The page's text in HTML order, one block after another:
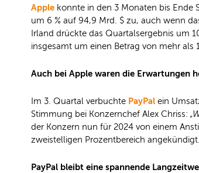
Apple konnte in den 3 Monaten bis Ende
um 6 % auf 94,9 Mrd. $ zu, auch wenn
Irland drückte das Quartalsergebnis um
insgesamt um einen Betrag von mehr als
Auch bei Apple waren die Erwartungen
Im 3. Quartal verbuchte PayPal ein
Stimmung bei Konzernchef Alex Chriss:
der Konzern nun für 2024 von einem
zweistelligen Prozentbereich angekündigt.
PayPal bleibt eine spannende